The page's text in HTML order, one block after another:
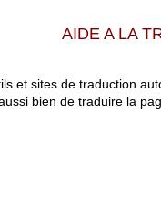
AIDE A LA
et sites de traduction
bien de traduire la